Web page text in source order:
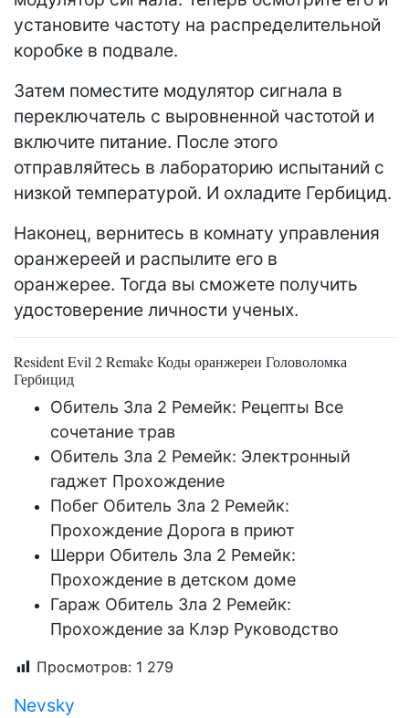
установите частоту на распределительной
коробке в подвале.
Затем поместите модулятор сигнала в
переключатель с выровненной частотой и
включите питание. После этого
отправляйтесь в лабораторию испытаний с
низкой температурой. И охладите Гербицид.
Наконец, вернитесь в комнату управления
оранжереей и распылите его в
оранжерее. Тогда вы сможете получить
удостоверение личности ученых.
Resident Evil 2 Remake Коды оранжереи Головоломка
Гербицид
Обитель Зла 2 Ремейк: Рецепты Все
сочетание трав
Обитель Зла 2 Ремейк: Электронный
гаджет Прохождение
Побег Обитель Зла 2 Ремейк:
Прохождение Дорога в приют
Шерри Обитель Зла 2 Ремейк:
Прохождение в детском доме
Гараж Обитель Зла 2 Ремейк:
Прохождение за Клэр Руководство
Просмотров: 1 279
Nevsky